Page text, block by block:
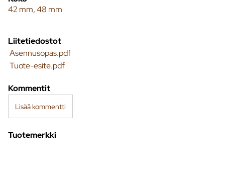
42 mm,48 mm
Liitetiedostot
Asennusopas.pdf
Tuote-esite.pdf
Kommentit
Lisää kommentti
Tuotemerkki